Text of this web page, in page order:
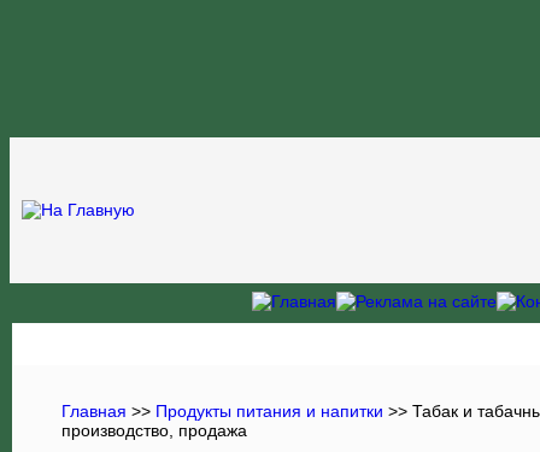
Главная >> Продукты питания и напитки >> Табак и
производство, продажа